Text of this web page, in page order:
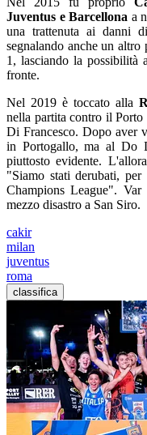
Juventus e Barcellona a
una trattenuta ai danni
segnalando anche un
1, lasciando la possibilità
fronte.
Nel 2019 è toccato alla
nella partita contro il Porto
Di Francesco. Dopo aver
in Portogallo, ma al Do
piuttosto evidente.
"Siamo stati derubati,
Champions League".
mezzo disastro a San Siro.
cakir
milan
juventus
roma
classifica